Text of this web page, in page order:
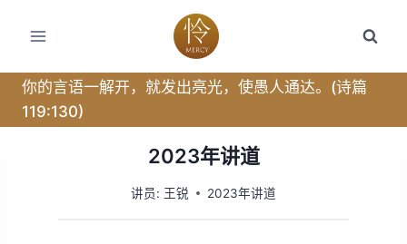
你的言语一解开，就发出亮光，使愚人通达。(诗篇
119:130)
2023年讲道
讲员: 王锐 2023年讲道